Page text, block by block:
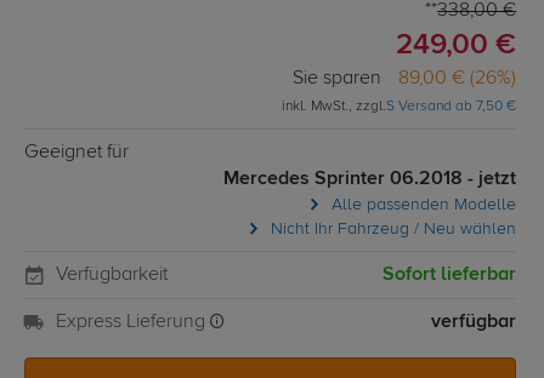
338,00 €
249,00 €
Sie sparen 89,00 € (26%)
inkl. MwSt., zzgl.S Versand ab 7,50 €
Geeignet für
Mercedes Sprinter 06.2018 - jetzt
Alle passenden Modelle
Nicht Ihr Fahrzeug / Neu wählen
Verfügbarkeit Sofort lieferbar
Express Lieferung verfügbar